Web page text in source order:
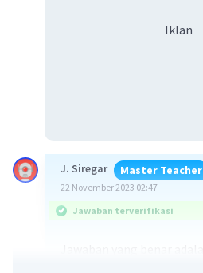
Iklan
J. Siregar Master Teacher
22 November 2023 02:47
Jawaban terverifikasi